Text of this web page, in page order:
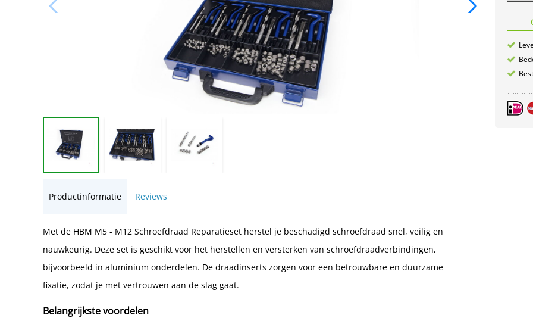
Productinformatie Reviews
Met de HBM M5 - M12 Schroefdraad Reparatieset herstel je beschadigd schroefdraad snel, veilig en
nauwkeurig. Deze set is geschikt voor het herstellen en versterken van schroefdraadverbindingen,
bijvoorbeeld in aluminium onderdelen. De draadinserts zorgen voor een betrouwbare en duurzame
fixatie, zodat je met vertrouwen aan de slag gaat.
Belangrijkste voordelen